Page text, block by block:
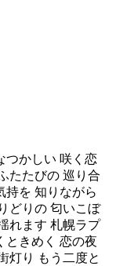
つかしい 咲く恋
たたびの 巡り合
持を 知りながら
どりの 匂いこぼ
れます 札幌ラプ
ときめく 恋の夜
灯り もう二度と